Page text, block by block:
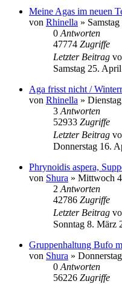
Meine Agas im neuen
von Rhinella »
0 Antworten
47774 Zugriffe
Letzter Beitrag
Samstag 25.
Aga frisst nicht /
von Rhinella »
3 Antworten
52933 Zugriffe
Letzter Beitrag
Donnerstag 16.
Phrynoidis aspera,
von Shura » Mittwoch
2 Antworten
42786 Zugriffe
Letzter Beitrag
Sonntag 8. März
Gruppenhaltung Bufo
von Shura »
0 Antworten
56226 Zugriffe